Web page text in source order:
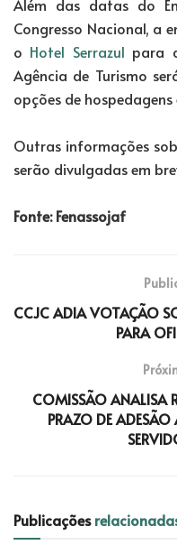
Além das datas do
Congresso Nacional, a
o Hotel Serrazul para
Agência de Turismo
opções de
Outras informações
serão divulgadas em
Fonte: Fenassojaf
CCJC ADIA VOTAÇÃO
PARA
COMISSÃO ANALISA
PRAZO DE
Publicações